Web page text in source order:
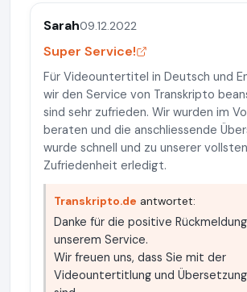
Sarah09.12.2022
Super Service!
Für Videountertitel in Deutsch und
wir den Service von Transkripto
sind sehr zufrieden. Wir wurden im
beraten und die anschliessende
wurde schnell und zu unserer vollsten
Zufriedenheit erledigt.
Transkripto.de antwortet:
Danke für die positive
unserem Service.
Wir freuen uns, dass Sie mit der
Videountertitlung und